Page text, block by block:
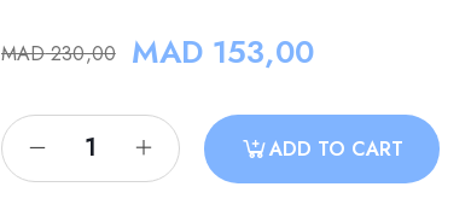
MAD230,00 MAD 153,00
ADD TO CART